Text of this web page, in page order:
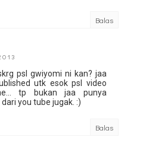
Balas
psl gwiyomi ni kan? jaa
utk esok psl video
tp bukan jaa punya
you tube jugak. :)
Balas